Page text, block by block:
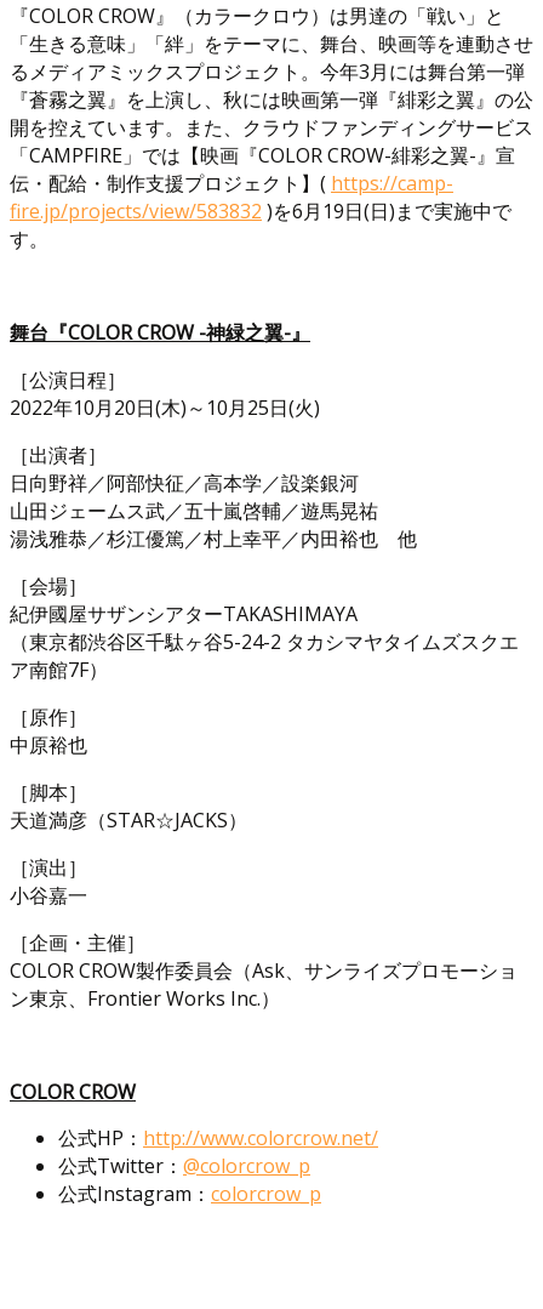
『COLOR CROW』（カラークロウ）は男達の「戦い」と
「生きる意味」「絆」をテーマに、舞台、映画等を連動させ
るメディアミックスプロジェクト。今年3月には舞台第一弾
『蒼霧之翼』を上演し、秋には映画第一弾『緋彩之翼』の公
開を控えています。また、クラウドファンディングサービス
「CAMPFIRE」では【映画『COLOR CROW-緋彩之翼-』宣
伝・配給・制作支援プロジェクト】( https://camp-
fire.jp/projects/view/583832 )を6月19日(日)まで実施中で
す。
舞台『COLOR CROW -神緑之翼-』
［公演日程］
2022年10月20日(木)～10月25日(火)
［出演者］
日向野祥／阿部快征／高本学／設楽銀河
山田ジェームス武／五十嵐啓輔／遊馬晃祐
湯浅雅恭／杉江優篤／村上幸平／内田裕也 他
［会場］
紀伊國屋サザンシアターTAKASHIMAYA
（東京都渋谷区千駄ヶ谷5-24-2 タカシマヤタイムズスクエ
ア南館7F）
［原作］
中原裕也
［脚本］
天道満彦（STAR☆JACKS）
［演出］
小谷嘉一
［企画・主催］
COLOR CROW製作委員会（Ask、サンライズプロモーショ
ン東京、Frontier Works Inc.）
COLOR CROW
公式HP： http://www.colorcrow.net/
公式Twitter： @colorcrow_p
公式Instagram： colorcrow_p